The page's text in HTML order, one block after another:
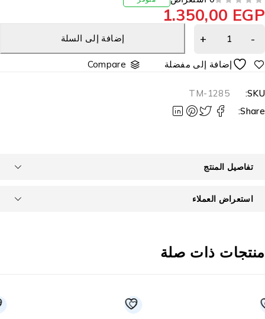
1.350,00
إضافة إلى السلة
Compare
TM-1285
تفاصيل المنتج
استعراض العملاء
ذات صلة